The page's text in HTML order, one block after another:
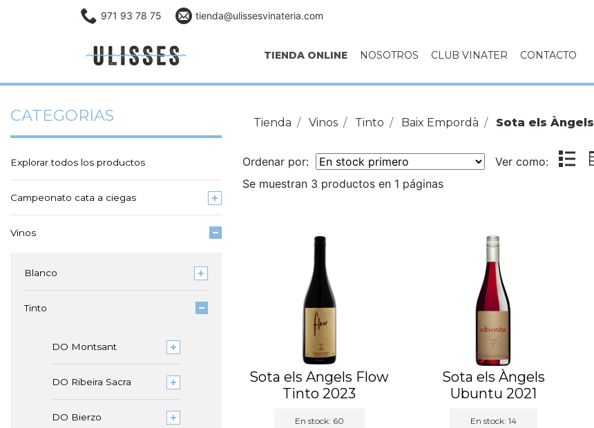
971 93 78 75 tienda@ulissesvinateria.com
TIENDA ONLINE NOSOTROS CLUB VINATER CONTACTO
CATEGORIAS
Explorar todos los productos
Campeonato cata a ciegas
Vinos
Blanco
Tinto
DO Montsant
DO Ribeira Sacra
DO Bierzo
Tienda Vinos Tinto Baix Empordà Sota els Àngels
Ordenar por: Ver como:
Se muestran 3 productos en 1 páginas
Sota els Angels Flow
Tinto 2023
En stock: 60
Sota els Àngels
Ubuntu 2021
En stock: 14